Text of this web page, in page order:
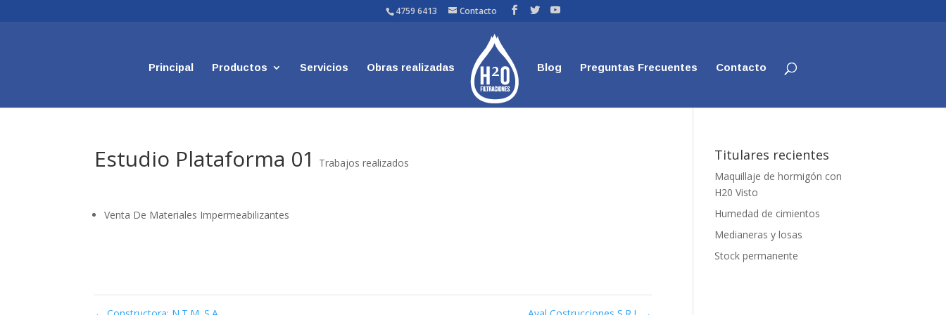
4759 6413 Contacto
Principal Productos Servicios Obras realizadas Blog Preguntas Frecuentes Contacto
Estudio Plataforma 01 Trabajos realizados
Venta De Materiales Impermeabilizantes
Titulares recientes
Maquillaje de hormigón con
H20 Visto
Humedad de cimientos
Medianeras y losas
Stock permanente